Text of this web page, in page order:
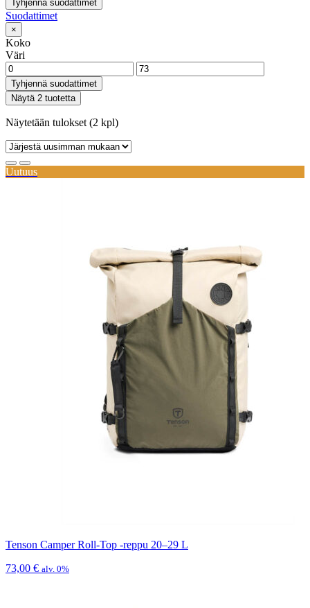
Tyhjennä suodattimet
Suodattimet
×
Koko
Väri
Tyhjennä suodattimet
Näytä 2 tuotetta
Näytetään tulokset (2 kpl)
Uutuus
Tenson Camper Roll-Top -reppu 20–29 L
73,00 € alv. 0%